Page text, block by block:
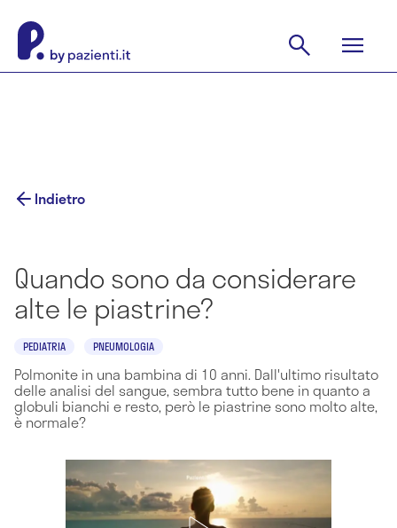
Indietro
Quando sono da considerare
alte le piastrine?
PEDIATRIA PNEUMOLOGIA
Polmonite in una bambina di 10 anni. Dall'ultimo risultato
delle analisi del sangue, sembra tutto bene in quanto a
globuli bianchi e resto, però le piastrine sono molto alte,
è normale?